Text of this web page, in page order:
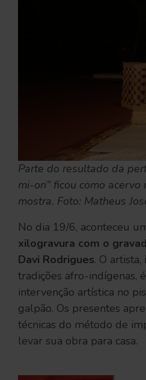
Parte do resultado da
mi-ori” ficou como
mostra. Foto: Matheus
No dia 19/6, aconteceu
xilogravura com o
Davi Rodrigues. O
tradições afro-indígenas,
intervenção artística no
galpão. Os presentes
técnicas do método de
levar sua obra para casa.